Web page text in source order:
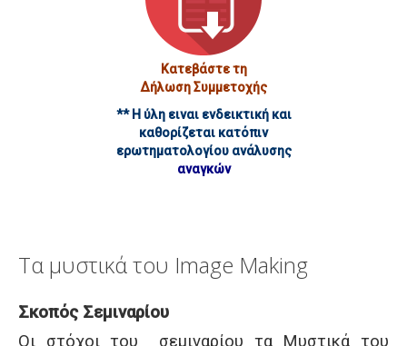
Κατεβάστε τη
Δήλωση Συμμετοχής
** Η ύλη ειναι ενδεικτική και
καθορίζεται κατόπιν
ερωτηματολογίου ανάλυσης
αναγκών
Τα μυστικά του Image Making
Σκοπός Σεμιναρίου
Οι στόχοι του σεμιναρίου τα Μυστικά του